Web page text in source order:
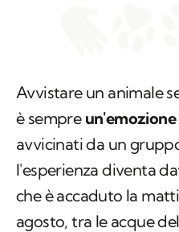
Avvistare un animale
è sempre
avvicinati da un
l'esperienza diventa
che è accaduto la
agosto, tra le acque del